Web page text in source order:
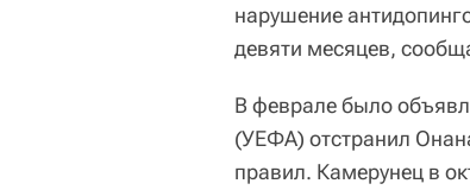
нарушение
девяти месяцев,
В феврале было
(УЕФА) отстранил
правил. Камерунец в